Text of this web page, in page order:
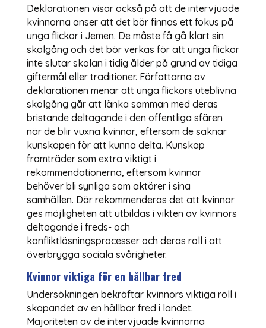
Deklarationen visar också på att de intervjuade
kvinnorna anser att det bör finnas ett fokus på
unga flickor i Jemen. De måste få gå klart sin
skolgång och det bör verkas för att unga flickor
inte slutar skolan i tidig ålder på grund av tidiga
giftermål eller traditioner. Författarna av
deklarationen menar att unga flickors uteblivna
skolgång går att länka samman med deras
bristande deltagande i den offentliga sfären
när de blir vuxna kvinnor, eftersom de saknar
kunskapen för att kunna delta. Kunskap
framträder som extra viktigt i
rekommendationerna, eftersom kvinnor
behöver bli synliga som aktörer i sina
samhällen. Där rekommenderas det att kvinnor
ges möjligheten att utbildas i vikten av kvinnors
deltagande i freds- och
konfliktlösningsprocesser och deras roll i att
överbrygga sociala svårigheter.
Kvinnor viktiga för en hållbar fred
Undersökningen bekräftar kvinnors viktiga roll i
skapandet av en hållbar fred i landet.
Majoriteten av de intervjuade kvinnorna